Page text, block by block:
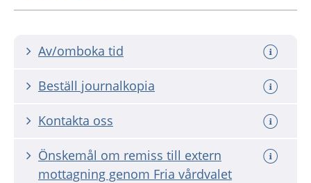
Av/omboka tid
Beställ journalkopia
Kontakta oss
Önskemål om remiss till extern
mottagning genom Fria vårdvalet